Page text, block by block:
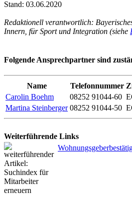
Stand: 03.06.2020
Redaktionell verantwortlich:
Innern, für Sport und Integration (siehe
Folgende Ansprechpartner sind
Name Telefonnummer
Carolin Boehm
08252 91044-60
Martina Steinberger 08252 91044-50
Weiterführende Links